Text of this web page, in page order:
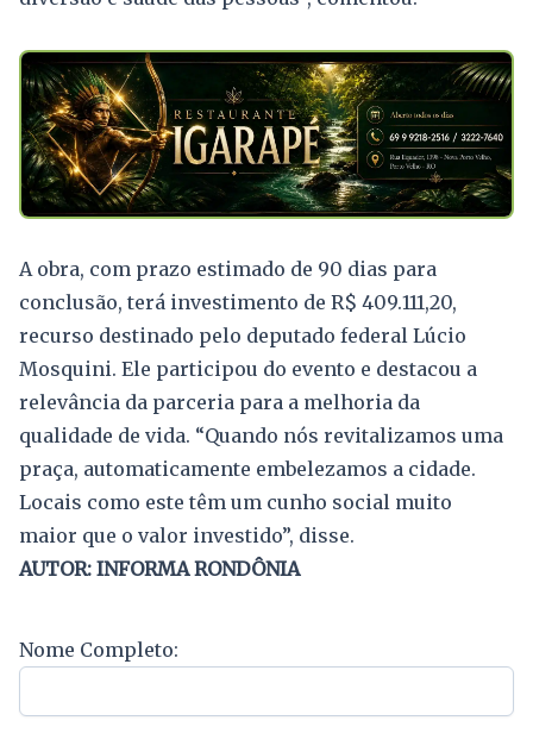
A obra, com prazo estimado de 90 dias para
conclusão, terá investimento de R$ 409.111,20,
recurso destinado pelo deputado federal Lúcio
Mosquini. Ele participou do evento e destacou a
relevância da parceria para a melhoria da
qualidade de vida. “Quando nós revitalizamos uma
praça, automaticamente embelezamos a cidade.
Locais como este têm um cunho social muito
maior que o valor investido”, disse.
AUTOR: INFORMA RONDÔNIA
Nome Completo: